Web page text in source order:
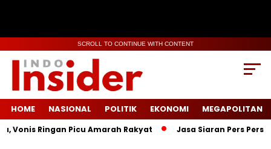
SCROLL TO CONTINUE WITH CONTENT
HOME NASIONAL POLITIK EKONOMI MEGAPOLITAN
Vonis Ringan Picu Amarah Rakyat Jasa Siaran Pers